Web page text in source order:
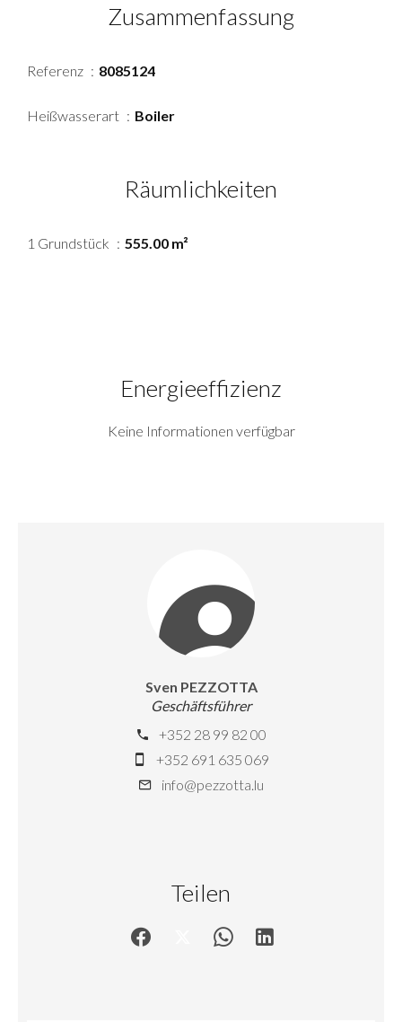
Zusammenfassung
Referenz 8085124
Heißwasserart Boiler
Räumlichkeiten
1 Grundstück 555.00 m²
Energieeffizienz
Keine Informationen verfügbar
Sven PEZZOTTA
Geschäftsführer
+352 28 99 82 00
+352 691 635 069
info@pezzotta.lu
Teilen